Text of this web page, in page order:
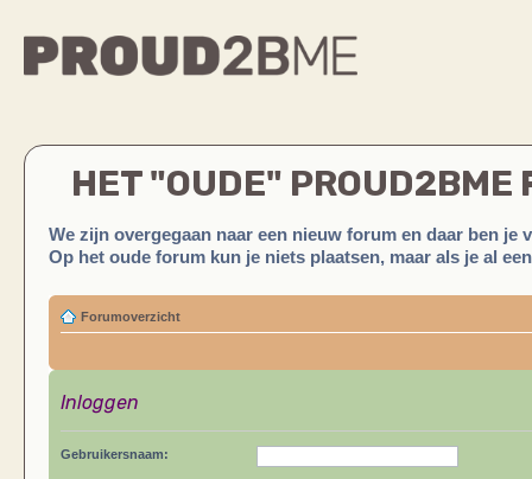
HET "OUDE" PROUD2BME
We zijn overgegaan naar een nieuw forum en daar ben je
Op het oude forum kun je niets plaatsen, maar als je al
Forumoverzicht
Inloggen
Gebruikersnaam: